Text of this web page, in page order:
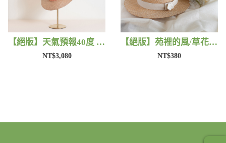
【絕版】天氣預報40度 | 藺子X好煩小姐
NT$3,080
【絕版】苑裡的風/草花 | 藺子X片片
NT$380